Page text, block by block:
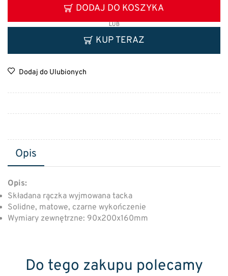
DODAJ DO KOSZYKA
LUB
KUP TERAZ
Dodaj do Ulubionych
Opis
Opis:
Składana rączka wyjmowana tacka
Solidne, matowe, czarne wykończenie
Wymiary zewnętrzne: 90x200x160mm
Do tego zakupu polecamy